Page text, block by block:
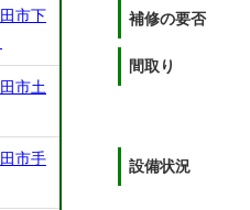
補修の要否
間取り
設備状況
市下
市土
市手